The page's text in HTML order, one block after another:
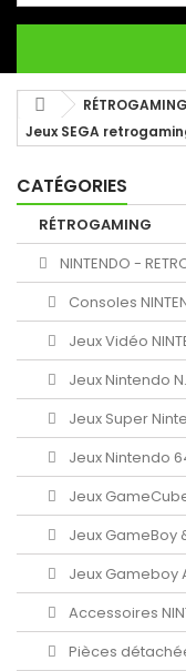
RÉTROGAMING
Jeux SEGA
CATÉGORIES
RÉTROGAMING
NINTENDO -
Consoles
Jeux Vidéo
Jeux Nintendo
Jeux Super
Jeux Nintendo
Jeux
Jeux GameBoy
Jeux Gameboy
Accessoires
Pièces